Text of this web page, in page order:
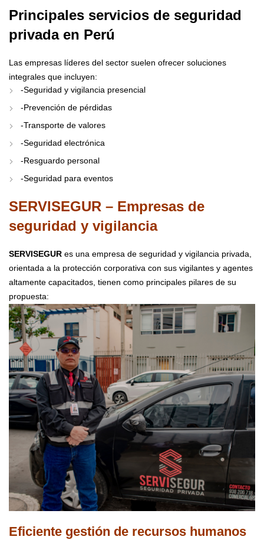
Principales servicios de seguridad
privada en Perú
Las empresas líderes del sector suelen ofrecer soluciones
integrales que incluyen:
-Seguridad y vigilancia presencial
-Prevención de pérdidas
-Transporte de valores
-Seguridad electrónica
-Resguardo personal
-Seguridad para eventos
SERVISEGUR – Empresas de
seguridad y vigilancia
SERVISEGUR es una empresa de seguridad y vigilancia privada,
orientada a la protección corporativa con sus vigilantes y agentes
altamente capacitados, tienen como principales pilares de su
propuesta:
Eficiente gestión de recursos humanos